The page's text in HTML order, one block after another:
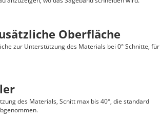
Oberfläche
zur Unterstützung des Materials bei 0° Schnitte, für
des Materials, Scnitt max bis 40°, die standard